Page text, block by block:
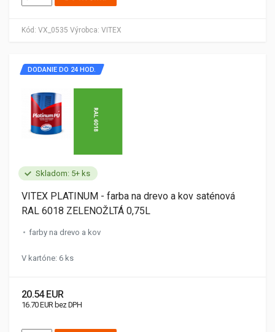
Kód: VX_0535 Výrobca: VITEX
Skladom: 5+ ks
DODANIE DO 24 HOD.
VITEX PLATINUM - farba na drevo a kov saténová
RAL 6018 ZELENOŽLTÁ 0,75L
farby na drevo a kov
V kartóne: 6 ks
20.54 EUR
16.70 EUR bez DPH